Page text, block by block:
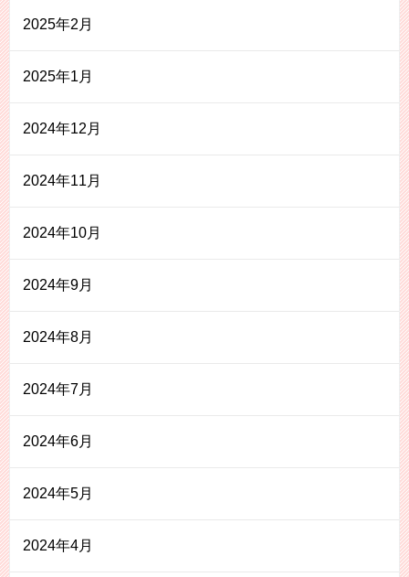
2025年2月
2025年1月
2024年12月
2024年11月
2024年10月
2024年9月
2024年8月
2024年7月
2024年6月
2024年5月
2024年4月